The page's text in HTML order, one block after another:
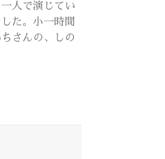
人で演じてい
た。小一時間
さんの、しの